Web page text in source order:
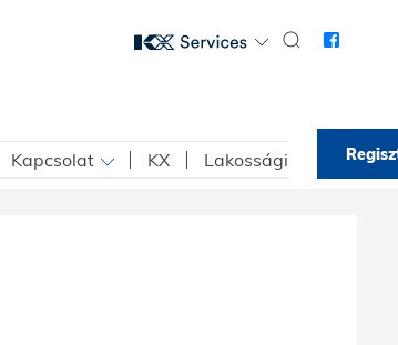
Kapcsolat KX Lakossági